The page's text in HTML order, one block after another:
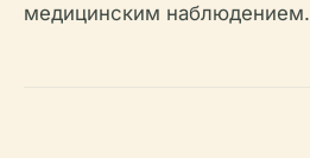
медицинским наблюдением.